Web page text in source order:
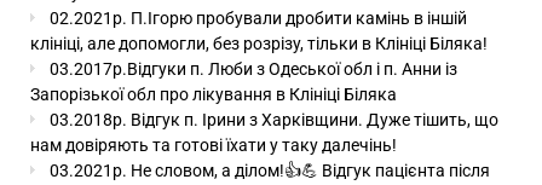
02.2021р. П.Ігорю пробували дробити камінь в іншій
клініці, але допомогли, без розрізу, тільки в Клініці Біляка!
03.2017р.Відгуки п. Люби з Одеської обл і п. Анни із
Запорізької обл про лікування в Клініці Біляка
03.2018р. Відгук п. Ірини з Харківщини. Дуже тішить, що
нам довіряють та готові їхати у таку далечінь!
03.2021р. Не словом, а ділом!👍💪 Відгук пацієнта після